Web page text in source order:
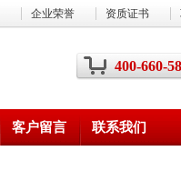
400-660-
客户留言 联系我们
企业荣誉 资质证书